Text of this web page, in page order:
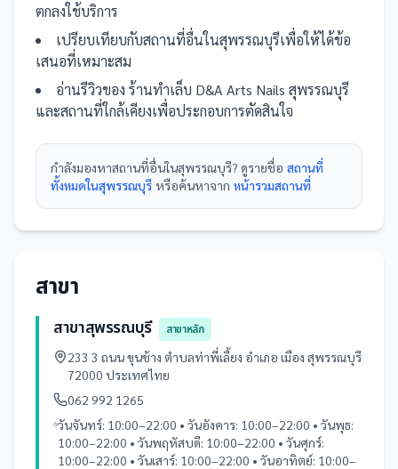
ตกลงใช้บริการ
เปรียบเทียบกับสถานที่อื่นในสุพรรณบุรีเพื่อให้ได้ข้อ
เสนอที่เหมาะสม
อ่านรีวิวของ ร้านทำเล็บ D&A Arts Nails สุพรรณบุรี
และสถานที่ใกล้เคียงเพื่อประกอบการตัดสินใจ
กำลังมองหาสถานที่อื่นในสุพรรณบุรี? ดูรายชื่อ สถานที่
ทั้งหมดในสุพรรณบุรี หรือค้นหาจาก หน้ารวมสถานที่
สาขา
สาขาสุพรรณบุรี
สาขาหลัก
233 3 ถนน ขุนช้าง ตำบลท่าพี่เลี้ยง อำเภอ เมือง สุพรรณบุรี
72000 ประเทศไทย
062 992 1265
วันจันทร์: 10:00–22:00 • วันอังคาร: 10:00–22:00 • วันพุธ:
10:00–22:00 • วันพฤหัสบดี: 10:00–22:00 • วันศุกร์:
10:00–22:00 • วันเสาร์: 10:00–22:00 • วันอาทิตย์: 10:00–